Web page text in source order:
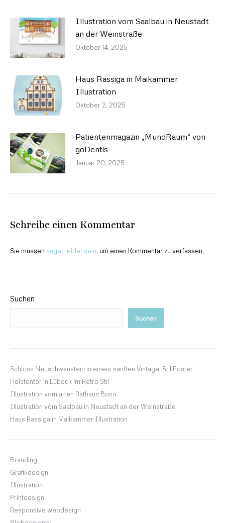
Illustration vom Saalbau in Neustadt
an der Weinstraße
Oktober 14, 2025
Haus Rassiga in Maikammer
Illustration
Oktober 2, 2025
Patientenmagazin „MundRaum“ von
goDentis
Januar 20, 2025
Schreibe einen Kommentar
Sie müssen angemeldet sein, um einen Kommentar zu verfassen.
Suchen
Suchen
Schloss Neuschwanstein in einem sanften Vintage-Stil Poster
Holstentor in Lübeck im Retro Stil
Illustration vom alten Rathaus Bonn
Illustration vom Saalbau in Neustadt an der Weinstraße
Haus Rassiga in Maikammer Illustration
Branding
Grafikdesign
Illustration
Printdesign
Responsive webdesign